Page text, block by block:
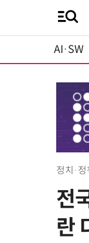
AI·SW
정치·정
전
란